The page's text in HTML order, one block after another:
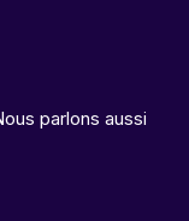
parlons aussi